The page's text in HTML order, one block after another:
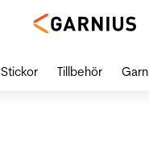
Stickor Tillbehör